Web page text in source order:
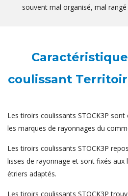
souvent mal organisé, mal rangé
coulissant
Les tiroirs coulissants STOCK3P
les marques de rayonnages du
Les tiroirs coulissants STOCK3P
lisses de rayonnage et sont fixés aux
étriers adaptés.
Les tiroirs coulissants STOCK3P